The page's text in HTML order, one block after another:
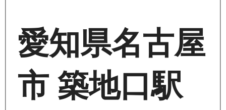
愛知県名古屋
市 築地口駅